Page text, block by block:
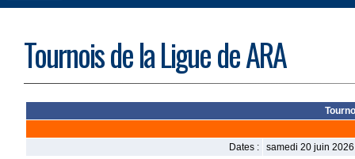
Tournois de la Ligue de ARA
Dates :
samedi 20 juin